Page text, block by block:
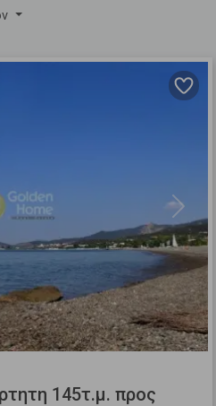
Next
145τ.μ. προς